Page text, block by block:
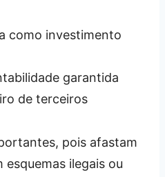
como investimento
garantida
de terceiros
pois afastam
ilegais ou